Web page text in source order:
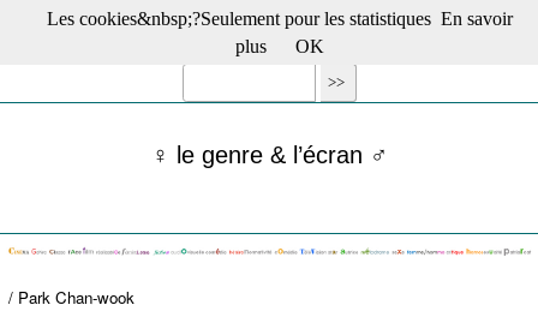
☰ Menu
Films récents
Films -TV/plates-formes
Archives
♀ le genre & l’écran ♂
/ Park Chan-wook
Les cookies&nbsp;?Seulement pour les statistiques En savoir
plus
OK